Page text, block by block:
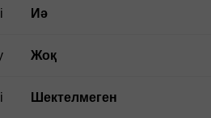
иә
жоқ
Шектелмеген